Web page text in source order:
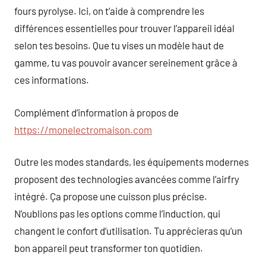
fours pyrolyse. Ici, on t’aide à comprendre les
différences essentielles pour trouver l’appareil idéal
selon tes besoins. Que tu vises un modèle haut de
gamme, tu vas pouvoir avancer sereinement grâce à
ces informations.
Complément d’information à propos de
https://monelectromaison.com
Outre les modes standards, les équipements modernes
proposent des technologies avancées comme l’airfry
intégré. Ça propose une cuisson plus précise.
N’oublions pas les options comme l’induction, qui
changent le confort d’utilisation. Tu apprécieras qu’un
bon appareil peut transformer ton quotidien.